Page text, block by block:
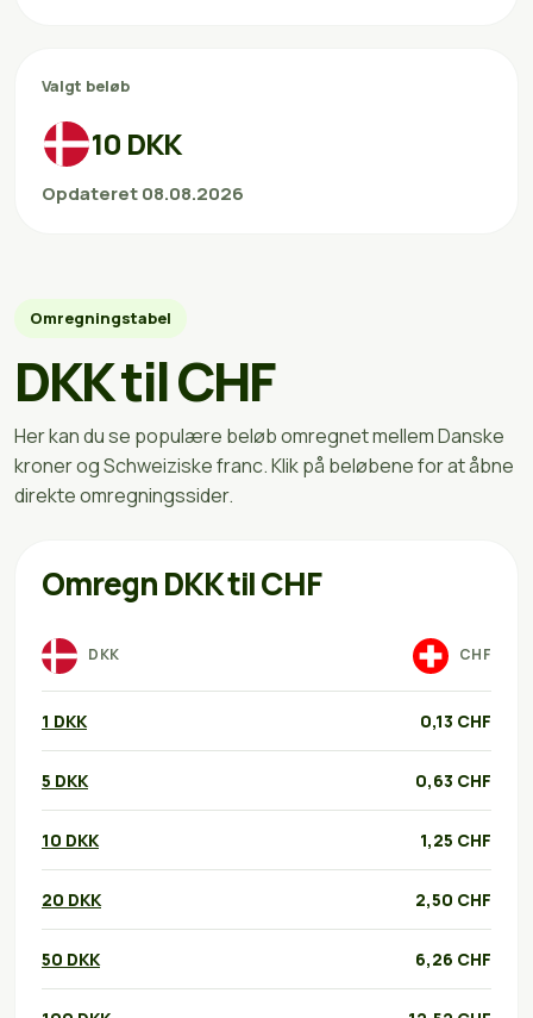
Valgt beløb
10 DKK
Opdateret 08.08.2026
Omregningstabel
DKK til CHF
Her kan du se populære beløb omregnet mellem Danske
kroner og Schweiziske franc. Klik på beløbene for at åbne
direkte omregningssider.
Omregn DKK til CHF
DKK CHF
1 DKK 0,13 CHF
5 DKK 0,63 CHF
10 DKK 1,25 CHF
20 DKK 2,50 CHF
50 DKK 6,26 CHF